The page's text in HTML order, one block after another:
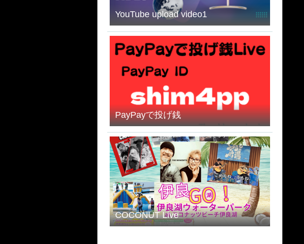
YouTube upload video1
PayPayで投げ銭
COCONUT Live